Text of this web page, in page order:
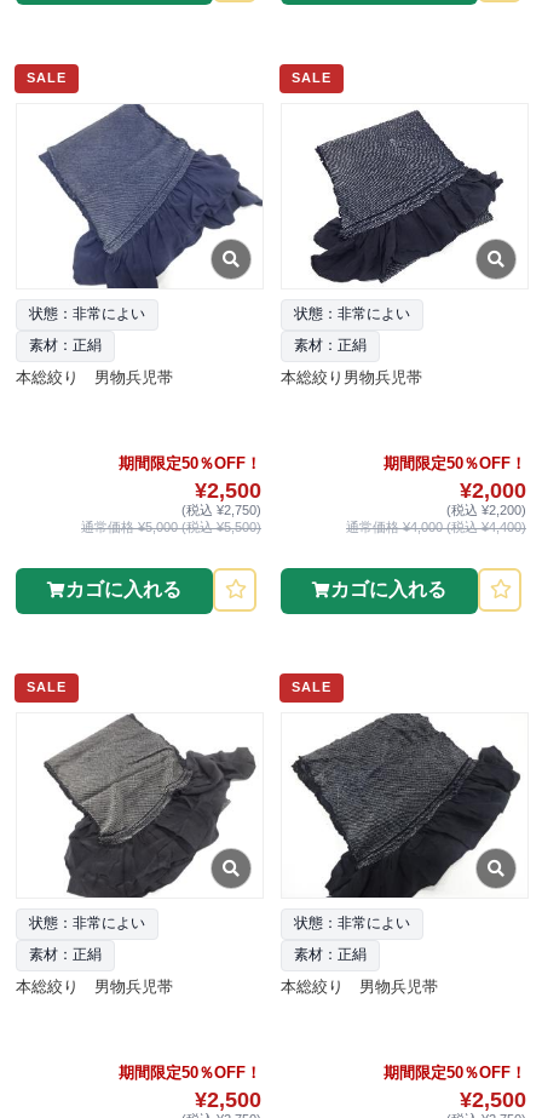
SALE
状態：非常によい
素材：正絹
本総絞り 男物兵児帯
期間限定50％OFF！
¥2,500
(税込 ¥2,750)
通常価格 ¥5,000 (税込 ¥5,500)
カゴに入れる
SALE
状態：非常によい
素材：正絹
本総絞り男物兵児帯
期間限定50％OFF！
¥2,000
(税込 ¥2,200)
通常価格 ¥4,000 (税込 ¥4,400)
カゴに入れる
SALE
状態：非常によい
素材：正絹
本総絞り 男物兵児帯
期間限定50％OFF！
¥2,500
SALE
状態：非常によい
素材：正絹
本総絞り 男物兵児帯
期間限定50％OFF！
¥2,500